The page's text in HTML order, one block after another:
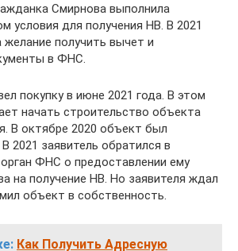
Смирнова выполнила
условия для получения НВ. В 2021
желание получить вычет и
в ФНС.
покупку в июне 2021 года. В этом
начать строительство объекта
В октябре 2020 объект был
2021 заявитель обратился в
ФНС о предоставлении ему
на получение НВ. Но заявителя ждал
объект в собственность.
Как Получить Адресную